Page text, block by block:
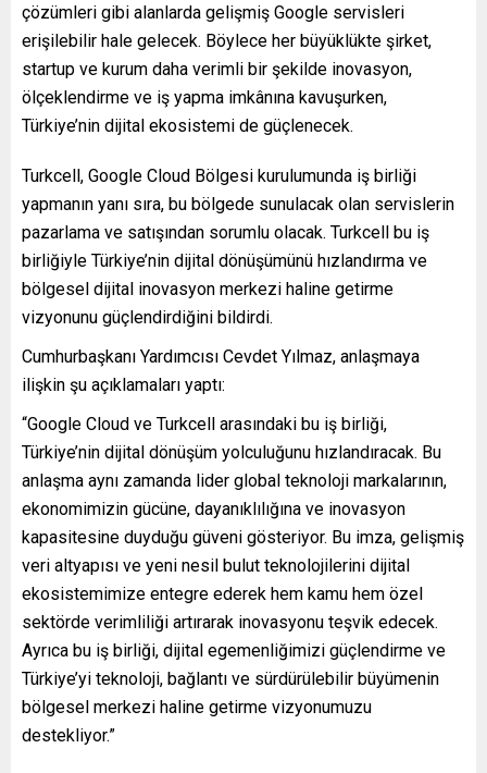
çözümleri gibi alanlarda gelişmiş Google servisleri
erişilebilir hale gelecek. Böylece her büyüklükte şirket,
startup ve kurum daha verimli bir şekilde inovasyon,
ölçeklendirme ve iş yapma imkânına kavuşurken,
Türkiye’nin dijital ekosistemi de güçlenecek.
Turkcell, Google Cloud Bölgesi kurulumunda iş birliği
yapmanın yanı sıra, bu bölgede sunulacak olan servislerin
pazarlama ve satışından sorumlu olacak. Turkcell bu iş
birliğiyle Türkiye’nin dijital dönüşümünü hızlandırma ve
bölgesel dijital inovasyon merkezi haline getirme
vizyonunu güçlendirdiğini bildirdi.
Cumhurbaşkanı Yardımcısı Cevdet Yılmaz, anlaşmaya
ilişkin şu açıklamaları yaptı:
“Google Cloud ve Turkcell arasındaki bu iş birliği,
Türkiye’nin dijital dönüşüm yolculuğunu hızlandıracak. Bu
anlaşma aynı zamanda lider global teknoloji markalarının,
ekonomimizin gücüne, dayanıklılığına ve inovasyon
kapasitesine duyduğu güveni gösteriyor. Bu imza, gelişmiş
veri altyapısı ve yeni nesil bulut teknolojilerini dijital
ekosistemimize entegre ederek hem kamu hem özel
sektörde verimliliği artırarak inovasyonu teşvik edecek.
Ayrıca bu iş birliği, dijital egemenliğimizi güçlendirme ve
Türkiye’yi teknoloji, bağlantı ve sürdürülebilir büyümenin
bölgesel merkezi haline getirme vizyonumuzu
destekliyor.”